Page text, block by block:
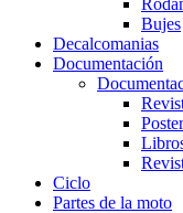
Bujes
Decalcomanias
Documentación
Poster
Ciclo
Partes de la moto